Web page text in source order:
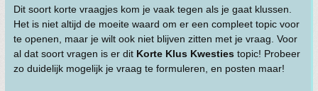
Dit soort korte vraagjes kom je vaak tegen als je gaat klussen.
Het is niet altijd de moeite waard om er een compleet topic voor
te openen, maar je wilt ook niet blijven zitten met je vraag. Voor
al dat soort vragen is er dit Korte Klus Kwesties topic! Probeer
zo duidelijk mogelijk je vraag te formuleren, en posten maar!